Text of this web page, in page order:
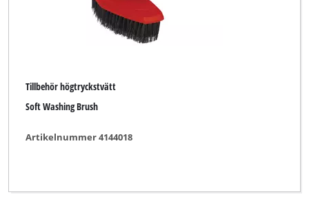
Tillbehör högtryckstvätt
Soft Washing Brush
Artikelnummer 4144018